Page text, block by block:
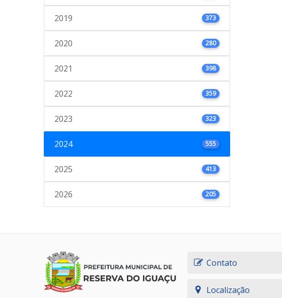
2019 373
2020 280
2021 398
2022 359
2023 323
2024 555
2025 413
2026 205
Contato
Localização